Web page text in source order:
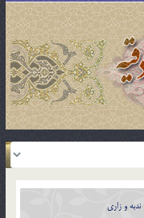
ندبه و زاری